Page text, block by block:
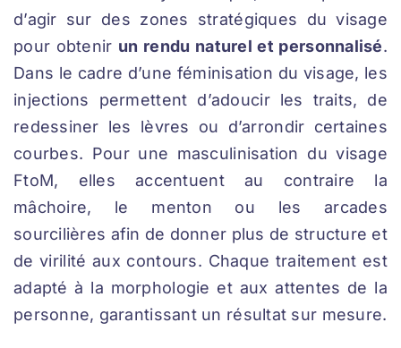
d’agir sur des zones stratégiques du visage
pour obtenir un rendu naturel et personnalisé.
Dans le cadre d’une féminisation du visage, les
injections permettent d’adoucir les traits, de
redessiner les lèvres ou d’arrondir certaines
courbes. Pour une masculinisation du visage
FtoM, elles accentuent au contraire la
mâchoire, le menton ou les arcades
sourcilières afin de donner plus de structure et
de virilité aux contours. Chaque traitement est
adapté à la morphologie et aux attentes de la
personne, garantissant un résultat sur mesure.